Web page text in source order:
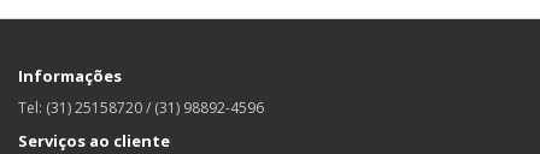
Informações
Tel: (31) 25158720 / (31) 98892-4596
Serviços ao cliente